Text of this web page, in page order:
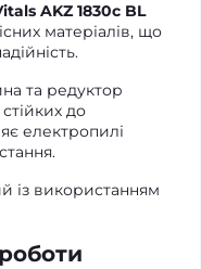
AKZ 1830c BL
матеріалів, що
та редуктор
до
електропилі
із використанням